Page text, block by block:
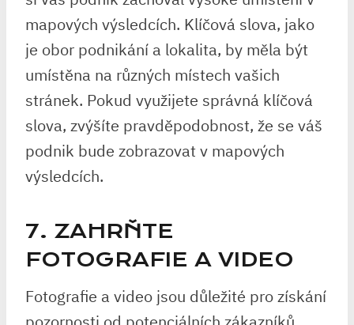
mapových výsledcích. Klíčová slova, jako
je obor podnikání a lokalita, by měla být
umístěna na různých místech vašich
stránek. Pokud využijete správná klíčová
slova, zvýšíte pravděpodobnost, že se váš
podnik bude zobrazovat v mapových
výsledcích.
7. ZAHRŇTE
FOTOGRAFIE A VIDEO
Fotografie a video jsou důležité pro získání